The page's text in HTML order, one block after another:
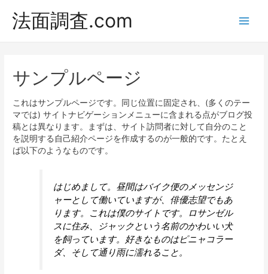
法面調査.com
サンプルページ
これはサンプルページです。同じ位置に固定され、(多くのテー
マでは) サイトナビゲーションメニューに含まれる点がブログ投
稿とは異なります。まずは、サイト訪問者に対して自分のこと
を説明する自己紹介ページを作成するのが一般的です。たとえ
ば以下のようなものです。
はじめまして。昼間はバイク便のメッセンジ
ャーとして働いていますが、俳優志望でもあ
ります。これは僕のサイトです。ロサンゼル
スに住み、ジャックという名前のかわいい犬
を飼っています。好きなものはピニャコラー
ダ、そして通り雨に濡れること。